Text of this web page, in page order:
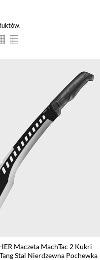
Maczeta MachTac 2 Kukri
Stal Nierdzewna Pochewka